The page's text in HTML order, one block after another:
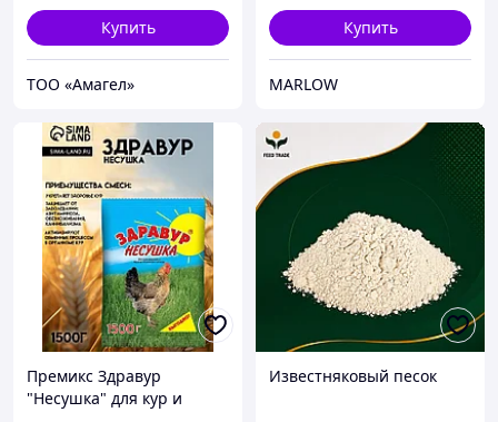
Купить
ТОО «Амагел»
Купить
MARLOW
Премикс Здравур
"Несушка" для кур и
Известняковый песок